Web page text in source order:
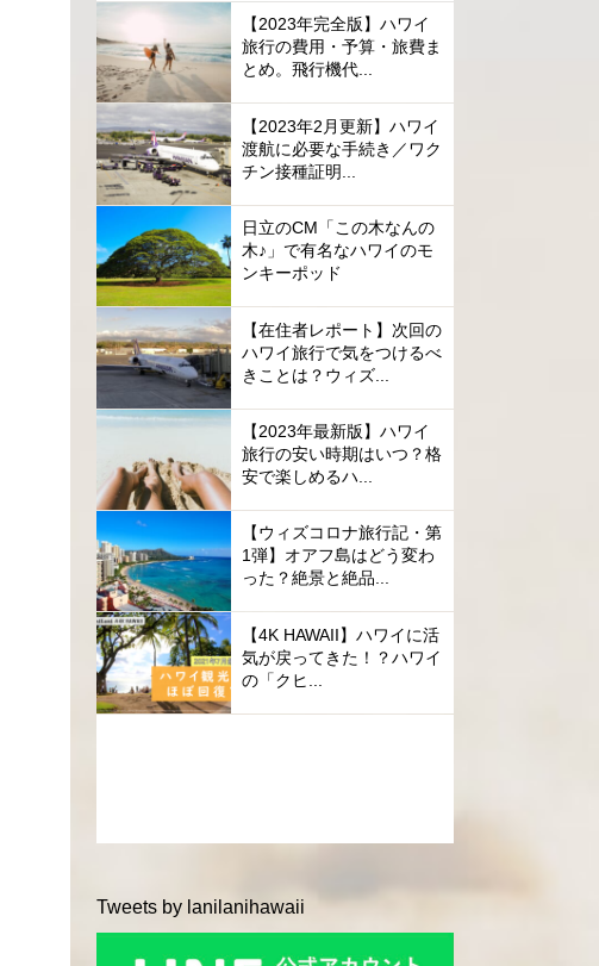
【2023年完全版】ハワイ
旅行の費用・予算・旅費ま
とめ。飛行機代...
【2023年2月更新】ハワイ
渡航に必要な手続き／ワク
チン接種証明...
日立のCM「この木なんの
木♪」で有名なハワイのモ
ンキーポッド
【在住者レポート】次回の
ハワイ旅行で気をつけるべ
きことは？ウィズ...
【2023年最新版】ハワイ
旅行の安い時期はいつ？格
安で楽しめるハ...
【ウィズコロナ旅行記・第
1弾】オアフ島はどう変わ
った？絶景と絶品...
【4K HAWAII】ハワイに活
気が戻ってきた！？ハワイ
の「クヒ...
Tweets by lanilanihawaii